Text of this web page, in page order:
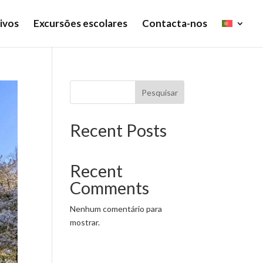
Excursões escolares Contacta-nos
Pesquisar
Recent Posts
Recent
Comments
Nenhum comentário para
mostrar.